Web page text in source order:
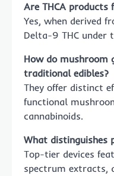
Are THCA products
Yes, when derived
Delta-9 THC under
How do mushroom
traditional edibles?
They offer distinct
functional
cannabinoids.
What distinguishes
Top-tier devices
spectrum extracts,